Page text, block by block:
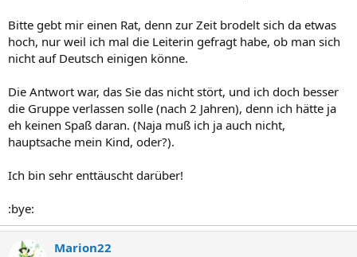
Bitte gebt mir einen Rat, denn zur Zeit brodelt sich da etwas
hoch, nur weil ich mal die Leiterin gefragt habe, ob man sich
nicht auf Deutsch einigen könne.
Die Antwort war, das Sie das nicht stört, und ich doch besser
die Gruppe verlassen solle (nach 2 Jahren), denn ich hätte ja
eh keinen Spaß daran. (Naja muß ich ja auch nicht,
hauptsache mein Kind, oder?).
Ich bin sehr enttäuscht darüber!
:bye:
Marion22